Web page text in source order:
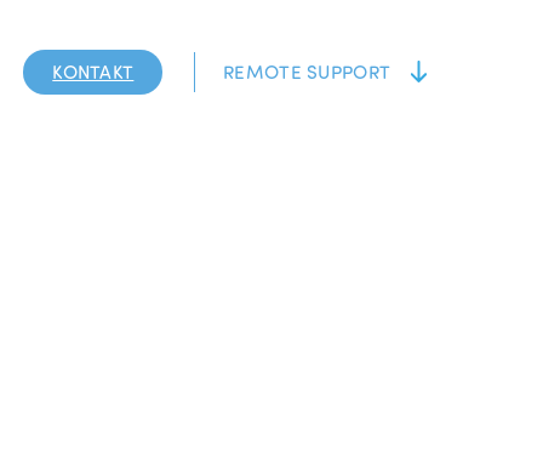
KONTAKT REMOTE SUPPORT